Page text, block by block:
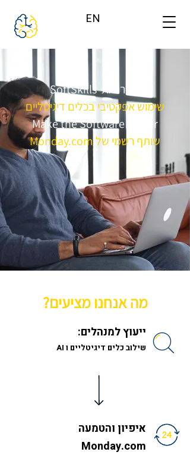
EN
SoftSkills הכירו את
שימוש אפקטיבי בכלים דיגיטליים
Make the Software Softer
שותף רשמי של Monday.com
מה אנחנו מציעים?
ייעוץ למנהלים:
שילוב כלים דיגיטליים ו AI
איפיון והטמעה
Monday.com